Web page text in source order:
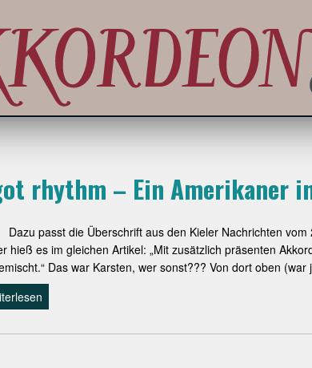
rhythm – Ein Amerikaner
passt die Überschrift aus den Kieler Nachrichten vom
hieß es im gleichen Artikel: „Mit zusätzlich präsenten
Das war Karsten, wer sonst??? Von dort oben (war